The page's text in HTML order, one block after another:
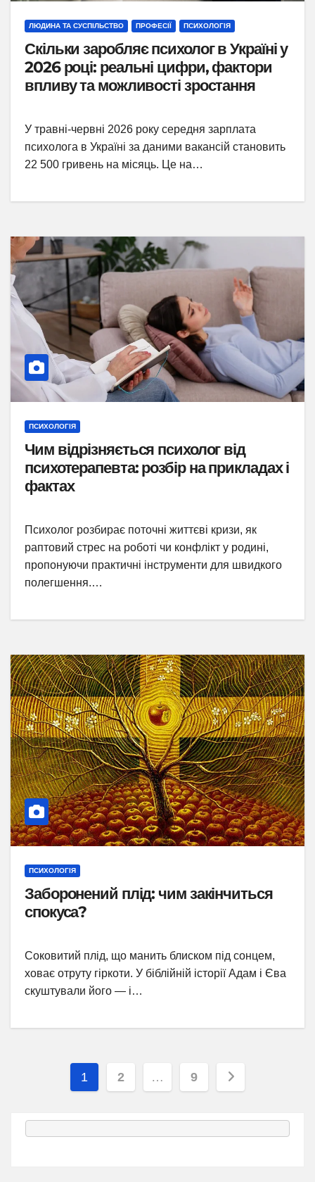
ЛЮДИНА ТА СУСПІЛЬСТВО ПРОФЕСІЇ ПСИХОЛОГІЯ
Скільки заробляє психолог в Україні у
2026 році: реальні цифри, фактори
впливу та можливості зростання
У травні-червні 2026 року середня зарплата
психолога в Україні за даними вакансій становить
22 500 гривень на місяць. Це на…
ПСИХОЛОГІЯ
Чим відрізняється психолог від
психотерапевта: розбір на прикладах і
фактах
Психолог розбирає поточні життєві кризи, як
раптовий стрес на роботі чи конфлікт у родині,
пропонуючи практичні інструменти для швидкого
полегшення.…
ПСИХОЛОГІЯ
Заборонений плід: чим закінчиться
спокуса?
Соковитий плід, що манить блиском під сонцем,
ховає отруту гіркоти. У біблійній історії Адам і Єва
скуштували його — і…
Пагінація
1 2 … 9